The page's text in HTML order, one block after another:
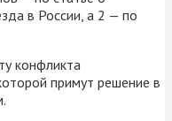
в России, а 2 — по
конфликта
примут решение в